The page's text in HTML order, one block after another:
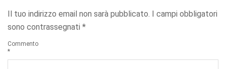
Il tuo indirizzo email non sarà pubblicato. I campi obbligatori
sono contrassegnati *
Commento
*